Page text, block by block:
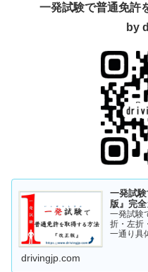
一発試験で普通免許
by
一発試
版』完
一発試験
折・左折
一通り具
drivingjp.com